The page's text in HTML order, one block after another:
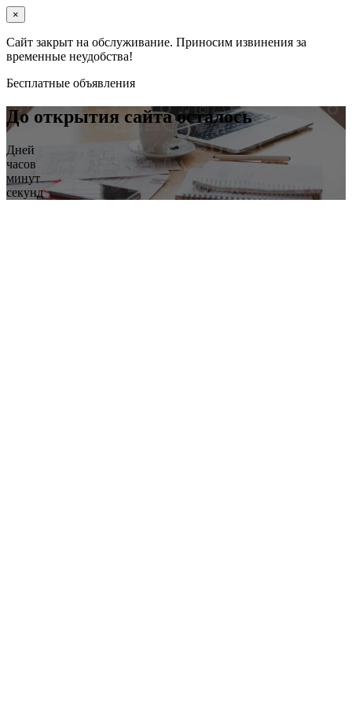
×
Сайт закрыт на обслуживание. Приносим извинения за
временные неудобства!
Бесплатные объявления
До открытия сайта осталось
Дней
часов
минут
секунд